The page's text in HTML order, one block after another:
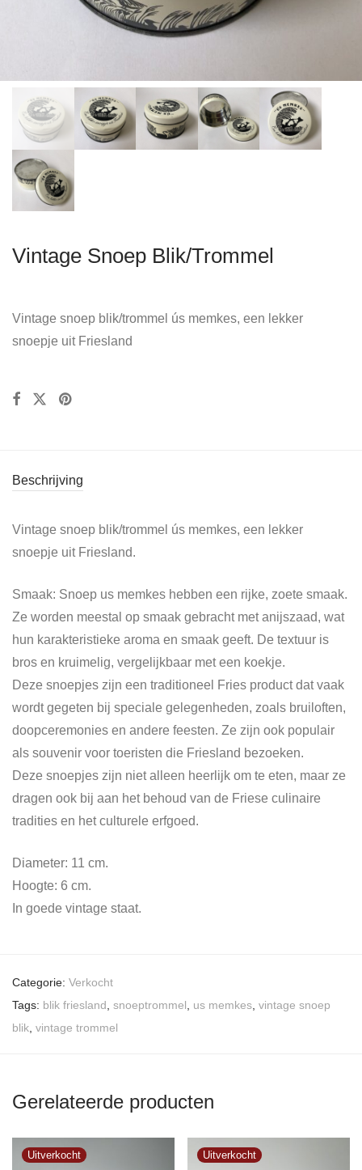
Vintage Snoep Blik/Trommel
Vintage snoep blik/trommel ús memkes, een lekker
snoepje uit Friesland
Beschrijving
Vintage snoep blik/trommel ús memkes, een lekker
snoepje uit Friesland.
Smaak: Snoep us memkes hebben een rijke, zoete smaak.
Ze worden meestal op smaak gebracht met anijszaad, wat
hun karakteristieke aroma en smaak geeft. De textuur is
bros en kruimelig, vergelijkbaar met een koekje.
Deze snoepjes zijn een traditioneel Fries product dat vaak
wordt gegeten bij speciale gelegenheden, zoals bruiloften,
doopceremonies en andere feesten. Ze zijn ook populair
als souvenir voor toeristen die Friesland bezoeken.
Deze snoepjes zijn niet alleen heerlijk om te eten, maar ze
dragen ook bij aan het behoud van de Friese culinaire
tradities en het culturele erfgoed.
Diameter: 11 cm.
Hoogte: 6 cm.
In goede vintage staat.
Categorie: Verkocht
Tags: blik friesland snoeptrommel us memkes vintage snoep
blik vintage trommel
Gerelateerde producten